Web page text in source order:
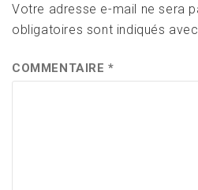
Votre adresse e-mail ne sera
obligatoires sont indiqués
COMMENTAIRE*